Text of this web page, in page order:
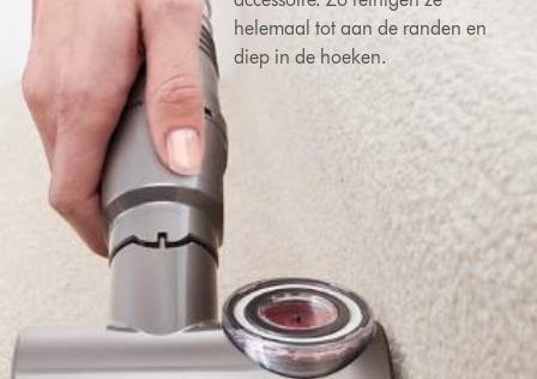
helemaal tot aan de randen en
diep in de hoeken.